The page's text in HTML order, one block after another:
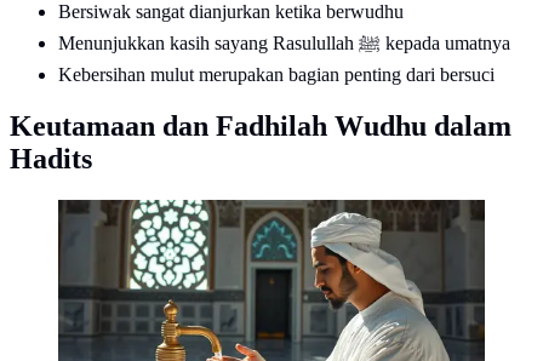
Bersiwak sangat dianjurkan ketika berwudhu
Menunjukkan kasih sayang Rasulullah ﷺ kepada umatnya
Kebersihan mulut merupakan bagian penting dari bersuci
Keutamaan dan Fadhilah Wudhu dalam
Hadits